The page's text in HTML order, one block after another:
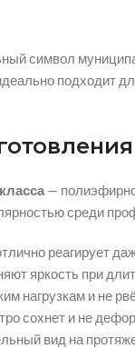
символ
подходит
—
среди
реагирует
яркость при
нагрузкам и не
сохнет и не
вид на